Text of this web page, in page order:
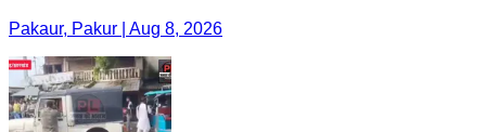
Pakaur, Pakur | Aug 8, 2026